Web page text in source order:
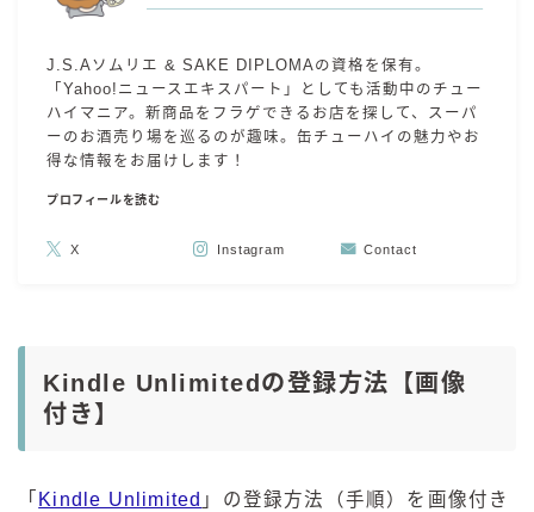
J.S.Aソムリエ & SAKE DIPLOMAの資格を保有。
「Yahoo!ニュースエキスパート」としても活動中のチュー
ハイマニア。新商品をフラゲできるお店を探して、スーパ
ーのお酒売り場を巡るのが趣味。缶チューハイの魅力やお
得な情報をお届けします！
プロフィールを読む
X Instagram Contact
Kindle Unlimitedの登録方法【画像
付き】
「 Kindle Unlimited 」の登録方法（手順）を画像付き